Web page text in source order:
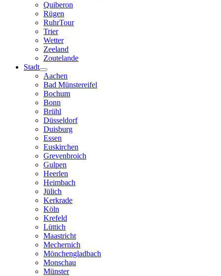
Quiberon
Rügen
RuhrTour
Trier
Wetter
Zeeland
Zoutelande
Stadt
Aachen
Bad Münstereifel
Bochum
Bonn
Brühl
Düsseldorf
Duisburg
Essen
Euskirchen
Grevenbroich
Gulpen
Heerlen
Heimbach
Jülich
Kerkrade
Köln
Krefeld
Lüttich
Maastricht
Mechernich
Mönchengladbach
Monschau
Münster